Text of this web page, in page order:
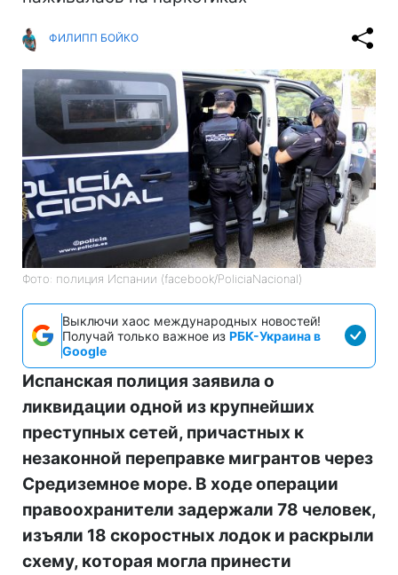
ФИЛИПП БОЙКО
Фото: полиция Испании (facebook/PoliciaNacional)
Выключи хаос международных новостей!
Получай только важное из РБК-Украина в
Google
Испанская полиция заявила о
ликвидации одной из крупнейших
преступных сетей, причастных к
незаконной переправке мигрантов через
Средиземное море. В ходе операции
правоохранители задержали 78 человек,
изъяли 18 скоростных лодок и раскрыли
схему, которая могла принести